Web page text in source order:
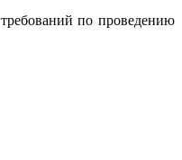
по проведению